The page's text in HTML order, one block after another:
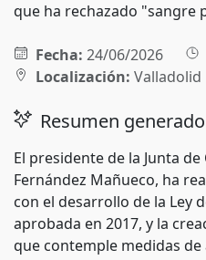
que ha rechazado "sangre
Fecha: 24/06/2026
Localización: Valladolid
Resumen
El presidente de la Junta
Fernández Mañueco, ha
con el desarrollo de la Ley
aprobada en 2017, y la
que contemple medidas